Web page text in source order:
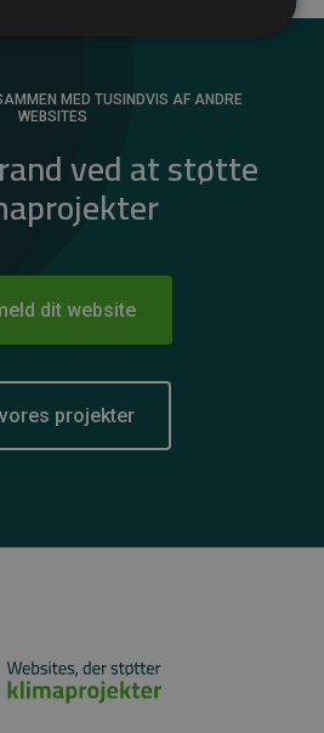
MED TUSINDVIS AF ANDRE
WEBSITES
ved at støtte
dit website
projekter